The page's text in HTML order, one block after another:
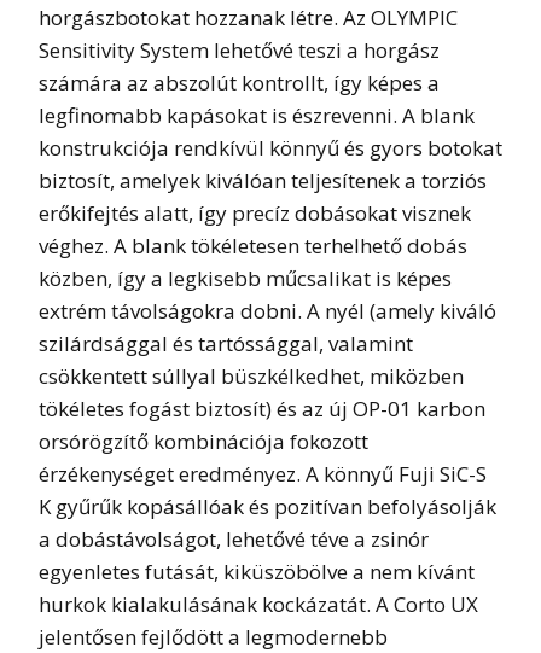
horgászbotokat hozzanak létre. Az OLYMPIC
Sensitivity System lehetővé teszi a horgász
számára az abszolút kontrollt, így képes a
legfinomabb kapásokat is észrevenni. A blank
konstrukciója rendkívül könnyű és gyors botokat
biztosít, amelyek kiválóan teljesítenek a torziós
erőkifejtés alatt, így precíz dobásokat visznek
véghez. A blank tökéletesen terhelhető dobás
közben, így a legkisebb műcsalikat is képes
extrém távolságokra dobni. A nyél (amely kiváló
szilárdsággal és tartóssággal, valamint
csökkentett súllyal büszkélkedhet, miközben
tökéletes fogást biztosít) és az új OP-01 karbon
orsórögzítő kombinációja fokozott
érzékenységet eredményez. A könnyű Fuji SiC-S
K gyűrűk kopásállóak és pozitívan befolyásolják
a dobástávolságot, lehetővé téve a zsinór
egyenletes futását, kiküszöbölve a nem kívánt
hurkok kialakulásának kockázatát. A Corto UX
jelentősen fejlődött a legmodernebb